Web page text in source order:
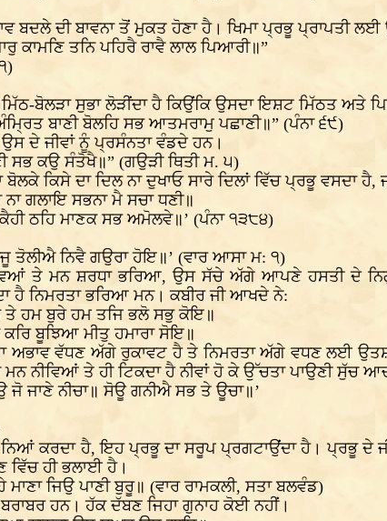
ਬਦਲੇ ਦੀ ਬਾਵਨਾ ਤੋਂ ਮੁਕਤ ਹੋਣਾ ਹੈ। ਖਿਮਾ ਪ੍ਰਭੂ ਪ੍ਰਾਪਤੀ
ਕਾਮਣਿ ਤਨਿ ਪਹਿਰੈ ਰਾਵੈ ਲਾਲ ਪਿਆਰੀ॥”
ਬੋਲੜਾ ਸੁਭਾ ਲੋੜੀਂਦਾ ਹੈ ਕਿਉਂਕਿ ਉਸਦਾ ਇਸ਼ਟ ਮਿੱਠਤ ਅਤੇ
ਬਾਣੀ ਬੋਲਹਿ ਸਭ ਆਤਮਰਾਮੁ ਪਛਾਣੀ॥” (ਪੰਨਾ ੬੯)
ਦੇ ਜੀਵਾਂ ਨੂੰ ਪ੍ਰਸੰਨਤਾ ਵੰਡਦੇ ਹਨ।
ਸਭ ਕਉ ਸੰਤੋਖੈ॥” (ਗਉੜੀ ਥਿਤੀ ਮ. ੫)
ਬੋਲਕੇ ਕਿਸੇ ਦਾ ਦਿਲ ਨਾ ਦੁਖਾਓ ਸਾਰੇ ਦਿਲਾਂ ਵਿੱਚ ਪ੍ਰਭੂ ਵਸਦਾ
ਨਾ ਗਲਾਇ ਸਭਨਾ ਮੈ ਸਚਾ ਧਣੀ॥
ਠਹਿ ਮਾਣਕ ਸਭ ਅਮੋਲਵੇ॥’ (ਪੰਨਾ ੧੩੮੪)
ਤੋਲੀਐ ਨਿਵੈ ਗਉਰਾ ਹੋਇ॥’ (ਵਾਰ ਆਸਾ ਮ: ੧)
ਤੇ ਮਨ ਸ਼ਰਧਾ ਭਰਿਆ, ਉਸ ਸੱਚੇ ਅੱਗੇ ਆਪਣੇ ਹਸਤੀ ਦੇ
ਹੈ ਨਿਮਰਤਾ ਭਰਿਆ ਮਨ। ਕਬੀਰ ਜੀ ਆਖਦੇ ਨੇ:
ਤੇ ਹਮ ਬੁਰੇ ਹਮ ਤਜਿ ਭਲੋ ਸਭੁ ਕੋਇ॥
ਕਰਿ ਬੂਝਿਆ ਮੀਤੁ ਹਮਾਰਾ ਸੋਇ॥
ਅਭਾਵ ਵੱਧਣ ਅੱਗੇ ਰੁਕਾਵਟ ਹੈ ਤੇ ਨਿਮਰਤਾ ਅੱਗੇ ਵਧਣ ਲਈ
ਨੀਵਿਆਂ ਤੇ ਹੀ ਟਿਕਦਾ ਹੈ ਨੀਵਾਂ ਹੋ ਕੇ ਉੱਚਤਾ ਪਾਉਣੀ ਸੁੱਚ
ਜਾਣੇ ਨੀਚਾ॥ ਸੋਊ ਗਨੀਐ ਸਭ ਤੇ ਊਚਾ॥’
ਕਰਦਾ ਹੈ, ਇਹ ਪ੍ਰਭੂ ਦਾ ਸਰੂਪ ਪ੍ਰਗਟਾਉਂਦਾ ਹੈ। ਪ੍ਰਭੂ ਦੇ
ਵਿੱਚ ਹੀ ਭਲਾਈ ਹੈ।
ਮਾਣਾ ਜਿਉ ਪਾਣੀ ਬੁਰੂ॥ (ਵਾਰ ਰਾਮਕਲੀ, ਸਤਾ ਬਲਵੰਡ)
ਹਨ। ਹੱਕ ਦੱਬਣ ਜਿਹਾ ਗੁਨਾਹ ਕੋਈ ਨਹੀਂ।